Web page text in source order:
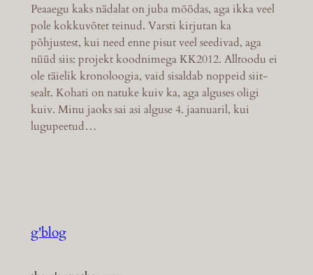
Peaaegu kaks nädalat on juba möödas, aga ikka veel
pole kokkuvõtet teinud. Varsti kirjutan ka
põhjustest, kui need enne pisut veel seedivad, aga
nüüd siis: projekt koodnimega KK2012. Alltoodu ei
ole täielik kronoloogia, vaid sisaldab noppeid siit-
sealt. Kohati on natuke kuiv ka, aga alguses oligi
kuiv. Minu jaoks sai asi alguse 4. jaanuaril, kui
lugupeetud…
g'blog